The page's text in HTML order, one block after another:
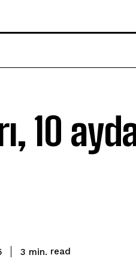
10
3 min. read